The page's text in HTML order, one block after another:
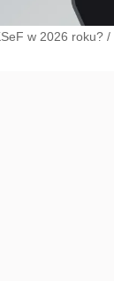
w 2026 roku? /